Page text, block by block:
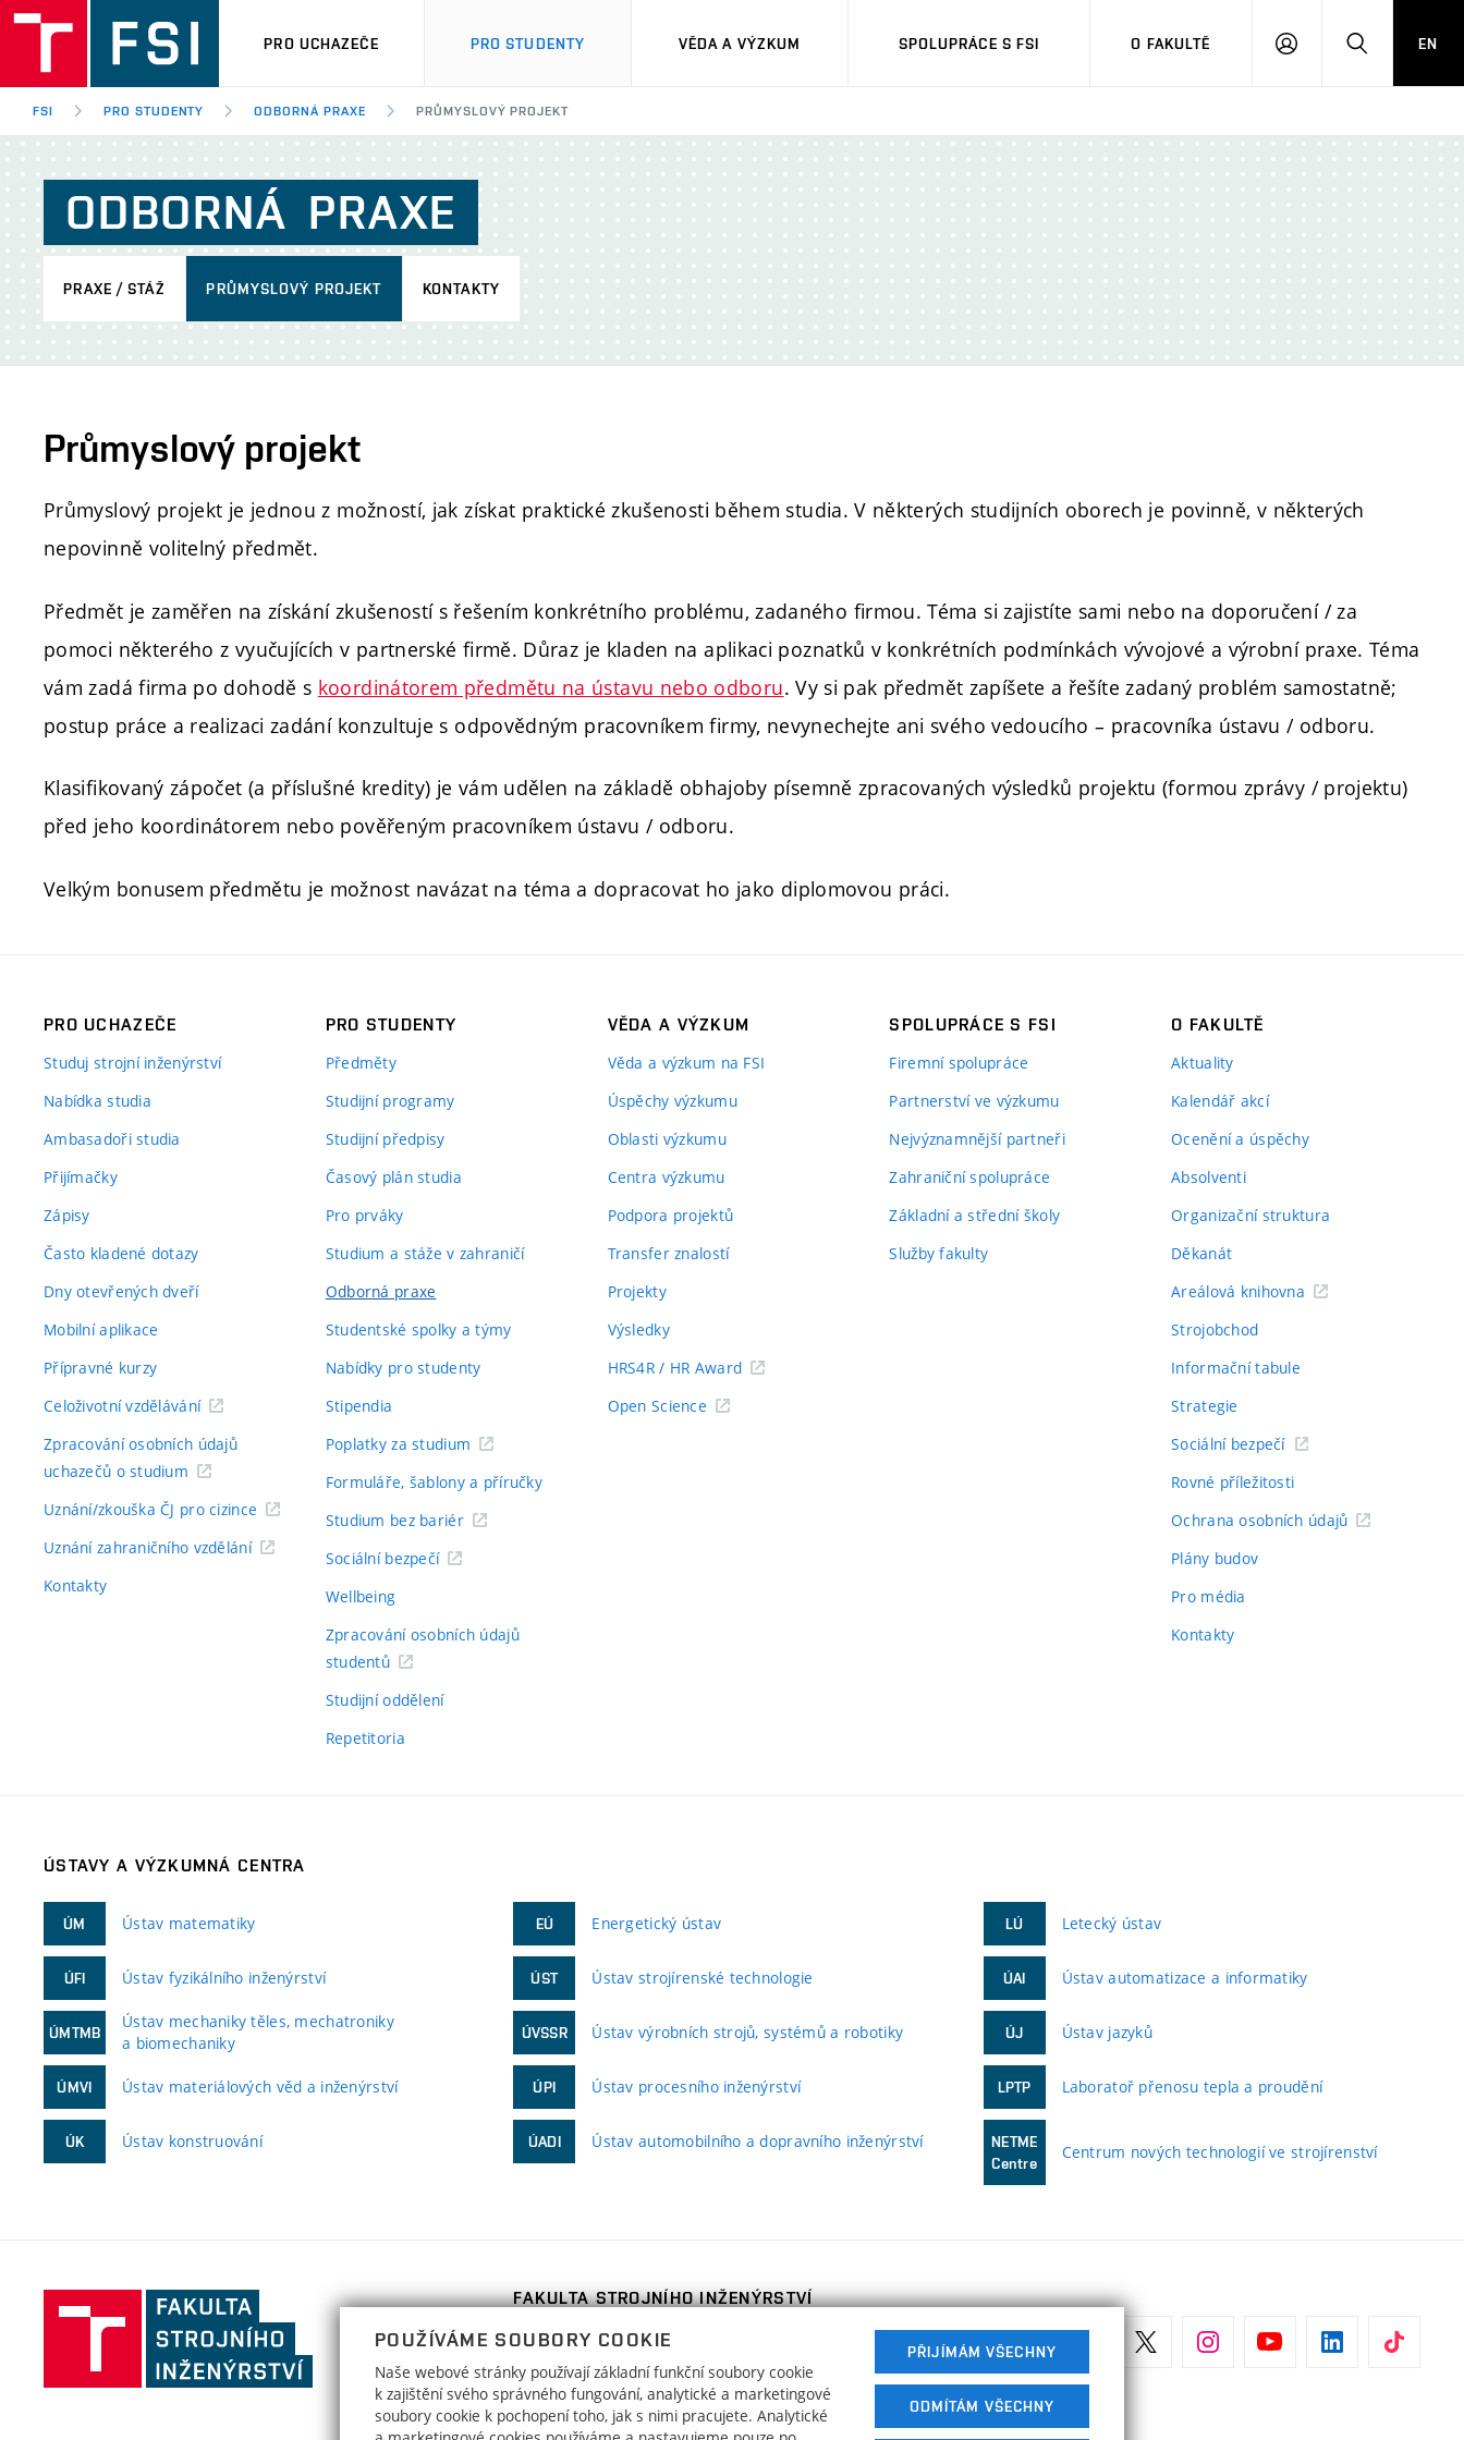
PRO UCHAZEČE PRO STUDENTY VĚDA A VÝZKUM SPOLUPRÁCE S FSI O FAKULTĚ
PŘIHLÁŠENÍHLEDAT
EN
FSI PRO STUDENTY ODBORNÁ PRAXE PRŮMYSLOVÝ PROJEKT
ODBORNÁ PRAXE
PRAXE / STÁŽ PRŮMYSLOVÝ PROJEKT KONTAKTY
Průmyslový projekt
Průmyslový projekt je jednou z možností, jak získat praktické zkušenosti během studia. V některých studijních oborech je povinně, v některých
nepovinně volitelný předmět.
Předmět je zaměřen na získání zkušeností s řešením konkrétního problému, zadaného firmou. Téma si zajistíte sami nebo na doporučení / za
pomoci některého z vyučujících v partnerské firmě. Důraz je kladen na aplikaci poznatků v konkrétních podmínkách vývojové a výrobní praxe. Téma
vám zadá firma po dohodě s koordinátorem předmětu na ústavu nebo odboru. Vy si pak předmět zapíšete a řešíte zadaný problém samostatně;
postup práce a realizaci zadání konzultuje s odpovědným pracovníkem firmy, nevynechejte ani svého vedoucího – pracovníka ústavu / odboru.
Klasifikovaný zápočet (a příslušné kredity) je vám udělen na základě obhajoby písemně zpracovaných výsledků projektu (formou zprávy / projektu)
před jeho koordinátorem nebo pověřeným pracovníkem ústavu / odboru.
Velkým bonusem předmětu je možnost navázat na téma a dopracovat ho jako diplomovou práci.
PRO UCHAZEČE
Studuj strojní inženýrství
Nabídka studia
Ambasadoři studia
Přijímačky
Zápisy
Často kladené dotazy
Dny otevřených dveří
Mobilní aplikace
Přípravné kurzy
Celoživotní vzdělávání
Zpracování osobních údajů
uchazečů o studium
Uznání/zkouška ČJ pro cizince
Uznání zahraničního vzdělání
Kontakty
PRO STUDENTY
Předměty
Studijní programy
Studijní předpisy
Časový plán studia
Pro prváky
Studium a stáže v zahraničí
Odborná praxe
Studentské spolky a týmy
Nabídky pro studenty
Stipendia
Poplatky za studium
Formuláře, šablony a příručky
Studium bez bariér
Sociální bezpečí
Wellbeing
Zpracování osobních údajů
studentů
Studijní oddělení
Repetitoria
VĚDA A VÝZKUM
Věda a výzkum na FSI
Úspěchy výzkumu
Oblasti výzkumu
Centra výzkumu
Podpora projektů
Transfer znalostí
Projekty
Výsledky
HRS4R / HR Award
Open Science
SPOLUPRÁCE S FSI
Firemní spolupráce
Partnerství ve výzkumu
Nejvýznamnější partneři
Zahraniční spolupráce
Základní a střední školy
Služby fakulty
O FAKULTĚ
Aktuality
Kalendář akcí
Ocenění a úspěchy
Absolventi
Organizační struktura
Děkanát
Areálová knihovna
Strojobchod
Informační tabule
Strategie
Sociální bezpečí
Rovné příležitosti
Ochrana osobních údajů
Plány budov
Pro média
Kontakty
ÚSTAVY A VÝZKUMNÁ CENTRA
ÚM Ústav matematiky
ÚFI Ústav fyzikálního inženýrství
ÚMTMB
Ústav mechaniky těles, mechatroniky
a biomechaniky
ÚMVI Ústav materiálových věd a inženýrství
ÚK Ústav konstruování
EÚ Energetický ústav
ÚST Ústav strojírenské technologie
ÚVSSR Ústav výrobních strojů, systémů a robotiky
ÚPI Ústav procesního inženýrství
ÚADI Ústav automobilního a dopravního inženýrství
LÚ Letecký ústav
ÚAI Ústav automatizace a informatiky
ÚJ Ústav jazyků
LPTP Laboratoř přenosu tepla a proudění
NETME
Centre
Centrum nových technologií ve strojírenství
Fakulta
inženýrství,
Vysoké
FAKULTA STROJNÍHO INŽENÝRSTVÍ
Technická 2896/2
616 69 Brno
info@fme.vutbr.cz
POUŽÍVÁME SOUBORY COOKIE
Naše webové stránky používají základní funkční soubory cookie
k zajištění svého správného fungování, analytické a marketingové
soubory cookie k pochopení toho, jak s nimi pracujete. Analytické
PŘIJÍMÁM VŠECHNY
ODMÍTÁM VŠECHNY